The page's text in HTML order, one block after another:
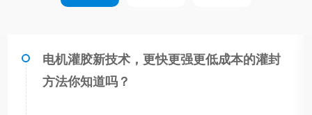
电机灌胶新技术，更快更强更低成本的灌封
方法你知道吗？